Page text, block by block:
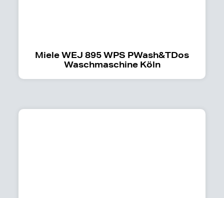
Miele WEJ 895 WPS PWash&TDos
Waschmaschine Köln